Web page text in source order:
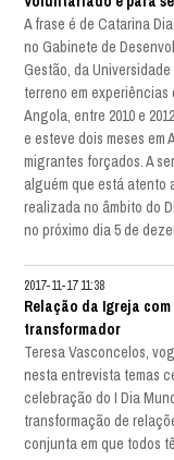
A frase é de Catarina
no Gabinete de
Gestão, da
terreno em
Angola, entre 2010 e
e esteve dois meses em
migrantes forçados. A
alguém que está atento
realizada no âmbito do
no próximo dia 5 de
2017-11-17 11:38
Relação da Igreja
transformador
Teresa Vasconcelos,
nesta entrevista temas
celebração do I Dia
transformação de
conjunta em que todos